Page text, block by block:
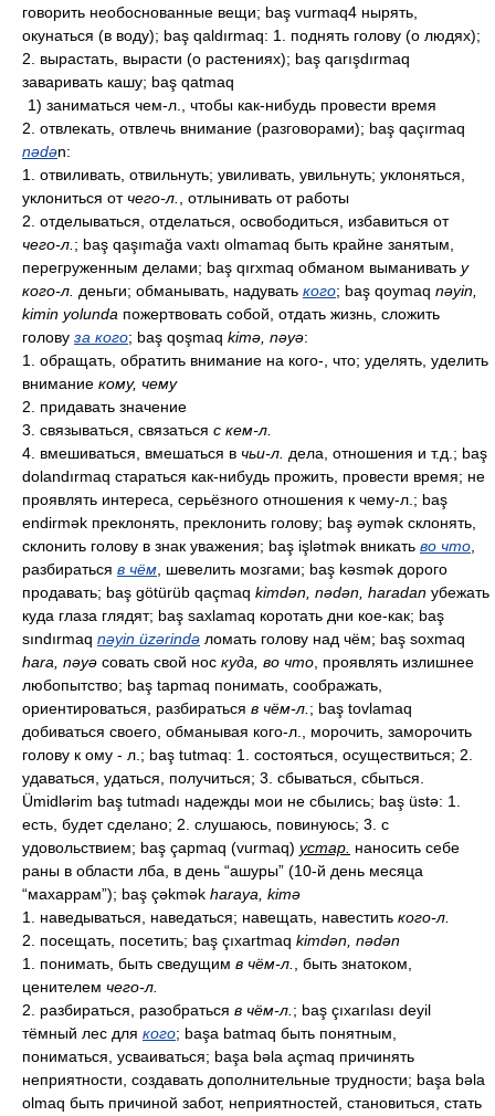
говорить необоснованные вещи; baş vurmaq4 нырять,
окунаться (в воду); baş qaldırmaq: 1. поднять голову (о людях);
2. вырастать, вырасти (о растениях); baş qarışdırmaq
заваривать кашу; baş qatmaq
1) заниматься чем-л., чтобы как-нибудь провести время
2. отвлекать, отвлечь внимание (разговорами); baş qaçırmaq
nədən:
1. отвиливать, отвильнуть; увиливать, увильнуть; уклоняться,
уклониться от чего-л.
, отлынивать от работы
2. отделываться, отделаться, освободиться, избавиться от
чего-л. ; baş qaşımağa vaxtı olmamaq быть крайне занятым,
перегруженным делами; baş qırxmaq обманом выманивать у
кого-л. деньги; обманывать, надувать кого; baş qoymaq nəyin,
kimin yolunda пожертвовать собой, отдать жизнь, сложить
голову за кого; baş qoşmaq kimə, nəyə:
1. обращать, обратить внимание на кого-, что; уделять, уделить
внимание кому, чему
2. придавать значение
3. связываться, связаться с кем-л.
4. вмешиваться, вмешаться в чьи-л. дела, отношения и т.д.; baş
dolandırmaq стараться как-нибудь прожить, провести время; не
проявлять интереса, серьёзного отношения к чему-л.; baş
endirmək преклонять, преклонить голову; baş əymək склонять,
склонить голову в знак уважения; baş işlətmək вникать во что
разбираться в чём , шевелить мозгами; baş kəsmək дорого
продавать; baş götürüb qaçmaq kimdən, nədən, haradan убежать
куда глаза глядят; baş saxlamaq коротать дни кое-как; baş
sındırmaq nəyin üzərində ломать голову над чём; baş soxmaq
hara, nəyə совать свой нос куда, во что , проявлять излишнее
любопытство; baş tapmaq понимать, соображать,
ориентироваться, разбираться в чём-л. ; baş tovlamaq
добиваться своего, обманывая кого-л., морочить, заморочить
голову к ому - л.; baş tutmaq: 1. состояться, осуществиться; 2.
удаваться, удаться, получиться; 3. сбываться, сбыться.
Ümidlərim baş tutmadı надежды мои не сбылись; baş üstə: 1.
есть, будет сделано; 2. слушаюсь, повинуюсь; 3. с
удовольствием; baş çapmaq (vurmaq) устар. наносить себе
раны в области лба, в день “ашуры” (10-й день месяца
“махаррам”); baş çəkmək haraya, kimə
1. наведываться, наведаться; навещать, навестить кого-л.
2. посещать, посетить; baş çıxartmaq kimdən, nədən
1. понимать, быть сведущим в чём-л.
, быть знатоком,
ценителем чего-л.
2. разбираться, разобраться в чём-л. ; baş çıxarılası deyil
тёмный лес для кого; başa batmaq быть понятным,
пониматься, усваиваться; başa bəla açmaq причинять
неприятности, создавать дополнительные трудности; başa bəla
olmaq быть причиной забот, неприятностей, становиться, стать